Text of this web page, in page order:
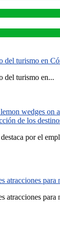
del turismo en
del turismo en...
de los
por el
atracciones para
atracciones para